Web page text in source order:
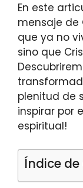
En este
mensaje de
que ya no
sino que
plenitud de
inspirar por
espiritual!
Índice